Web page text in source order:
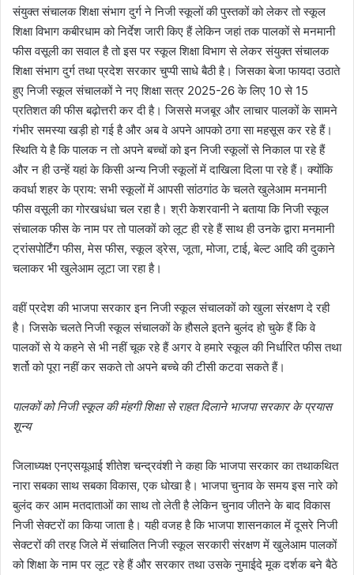
संयुक्त संचालक शिक्षा संभाग दुर्ग ने निजी स्कूलों की पुस्तकों को लेकर तो स्कूल
शिक्षा विभाग कबीरधाम को निर्देश जारी किए हैं लेकिन जहां तक पालकों से मनमानी
फीस वसूली का सवाल है तो इस पर स्कूल शिक्षा विभाग से लेकर संयुक्त संचालक
शिक्षा संभाग दुर्ग तथा प्रदेश सरकार चुप्पी साधे बैठी है। जिसका बेजा फायदा उठाते
हुए निजी स्कूल संचालकों ने नए शिक्षा सत्र 2025-26 के लिए 10 से 15
प्रतिशत की फीस बढ़ोत्तरी कर दी है। जिससे मजबूर और लाचार पालकों के सामने
गंभीर समस्या खड़ी हो गई है और अब वे अपने आपको ठगा सा महसूस कर रहे हैं।
स्थिति ये है कि पालक न तो अपने बच्चों को इन निजी स्कूलों से निकाल पा रहे हैं
और न ही उन्हें यहां के किसी अन्य निजी स्कूलों में दाखिला दिला पा रहे हैं। क्योंकि
कवर्धा शहर के प्राय: सभी स्कूलों में आपसी सांठगांठ के चलते खुलेआम मनमानी
फीस वसूली का गोरखधंधा चल रहा है। श्री केशरवानी ने बताया कि निजी स्कूल
संचालक फीस के नाम पर तो पालकों को लूट ही रहे हैं साथ ही उनके द्वारा मनमानी
ट्रांसपोर्टिंग फीस, मेस फीस, स्कूल ड्रेस, जूता, मोजा, टाई, बेल्ट आदि की दुकाने
चलाकर भी खुलेआम लूटा जा रहा है।
वहीं प्रदेश की भाजपा सरकार इन निजी स्कूल संचालकों को खुला संरक्षण दे रही
है। जिसके चलते निजी स्कूल संचालकों के हौसले इतने बुलंद हो चुके हैं कि वे
पालकों से ये कहने से भी नहीं चूक रहे हैं अगर वे हमारे स्कूल की निर्धारित फीस तथा
शर्तो को पूरा नहीं कर सकते तो अपने बच्चे की टीसी कटवा सकते हैं।
पालकों को निजी स्कूल की मंहगी शिक्षा से राहत दिलाने भाजपा सरकार के प्रयास
शून्य
जिलाध्यक्ष एनएसयूआई शीतेश चन्द्रवंशी ने कहा कि भाजपा सरकार का तथाकथित
नारा सबका साथ सबका विकास, एक धोखा है। भाजपा चुनाव के समय इस नारे को
बुलंद कर आम मतदाताओं का साथ तो लेती है लेकिन चुनाव जीतने के बाद विकास
निजी सेक्टरों का किया जाता है। यही वजह है कि भाजपा शासनकाल में दूसरे निजी
सेक्टरों की तरह जिले में संचालित निजी स्कूल सरकारी संरक्षण में खुलेआम पालकों
को शिक्षा के नाम पर लूट रहे हैं और सरकार तथा उसके नुमाईदे मूक दर्शक बने बैठे